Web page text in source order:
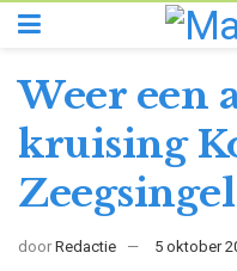
Weer een
kruising
Zeegsingel
door Redactie 5 oktober